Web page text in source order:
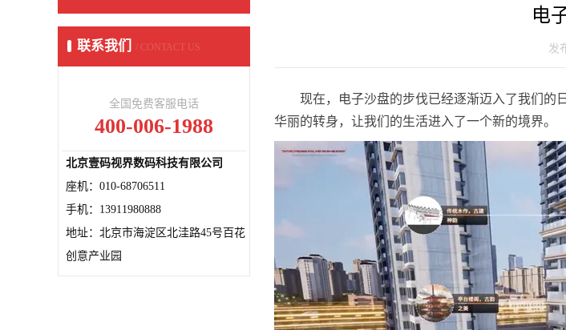
联系我们 / CONTACT US
全国免费客服电话
400-006-1988
北京壹码视界数码科技有限公司
座机：010-68706511
手机：13911980888
地址：北京市海淀区北洼路45号百花
创意产业园
电
发
现在，电子沙盘的步伐已经逐渐迈入了我们的
华丽的转身，让我们的生活进入了一个新的境界。